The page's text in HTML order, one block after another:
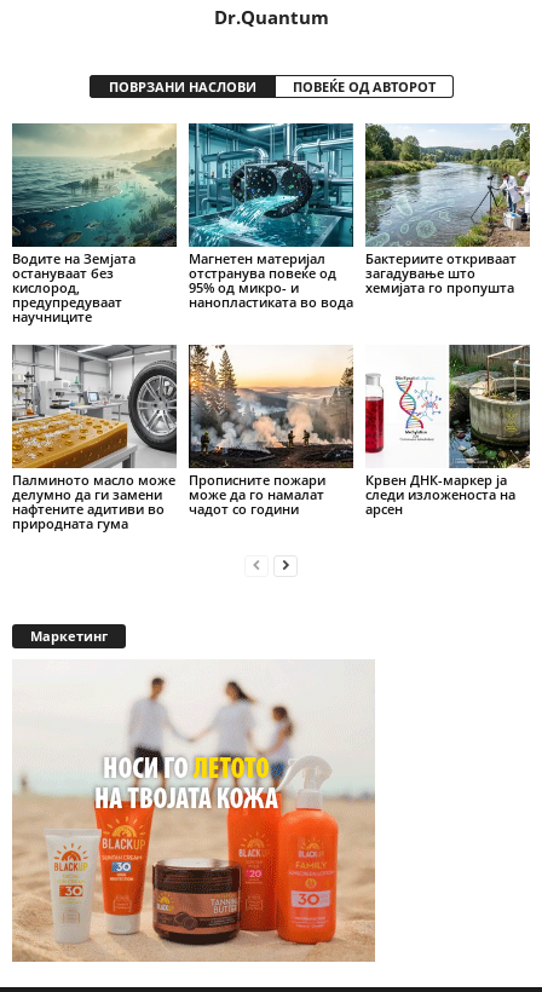
Dr.Quantum
ПОВРЗАНИ НАСЛОВИ ПОВЕЌЕ ОД АВТОРОТ
Водите на Земјата
остануваат без
кислород,
предупредуваат
научниците
Магнетен материјал
отстранува повеќе од
95% од микро- и
нанопластиката во вода
Бактериите откриваат
загадување што
хемијата го пропушта
Палминото масло може
делумно да ги замени
нафтените адитиви во
природната гума
Прописните пожари
може да го намалат
чадот со години
Крвен ДНК-маркер ја
следи изложеноста на
арсен
Маркетинг